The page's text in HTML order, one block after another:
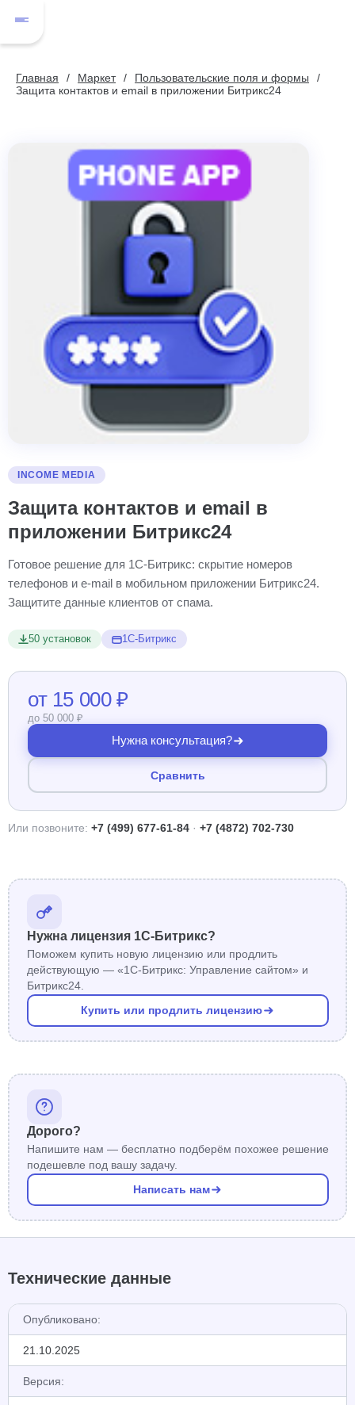
Главная Маркет
Пользовательские поля и формы
Защита контактов и email в приложении Битрикс24
INCOME MEDIA
Защита контактов и email в
приложении Битрикс24
Готовое решение для 1С-Битрикс: скрытие номеров
телефонов и e-mail в мобильном приложении Битрикс24.
Защитите данные клиентов от спама.
50 установок 1С-Битрикс
от 15 000 ₽
до 50 000 ₽
Нужна консультация?
Сравнить
Или позвоните: +7 (499) 677-61-84 · +7 (4872) 702-730
Нужна лицензия 1С-Битрикс?
Поможем купить новую лицензию или продлить
действующую — «1С-Битрикс: Управление сайтом» и
Битрикс24.
Купить или продлить лицензию
Дорого?
Напишите нам — бесплатно подберём похожее решение
подешевле под вашу задачу.
Написать нам
Технические данные
Опубликовано:
21.10.2025
Версия: